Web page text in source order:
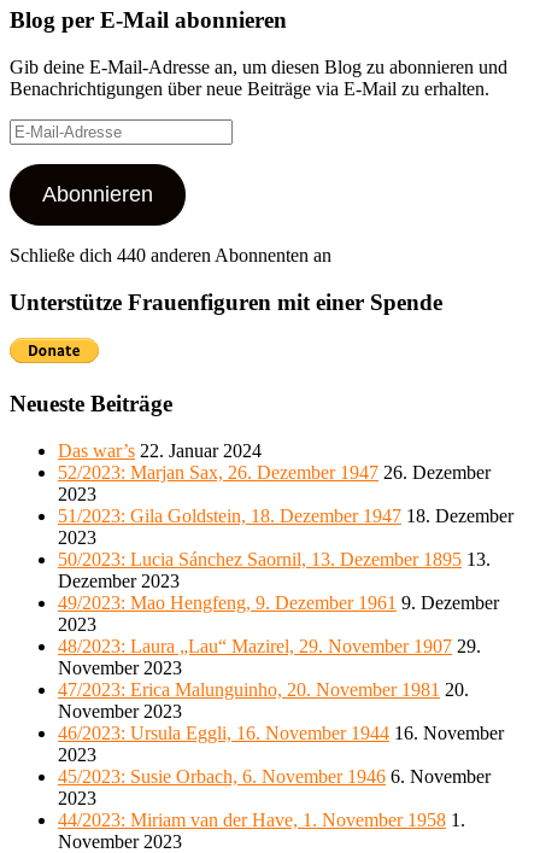
Blog per E-Mail abonnieren
Gib deine E-Mail-Adresse an, um diesen Blog zu abonnieren und
Benachrichtigungen über neue Beiträge via E-Mail zu erhalten.
E-
Mail-
Adresse
Abonnieren
Schließe dich 440 anderen Abonnenten an
Unterstütze Frauenfiguren mit einer Spende
Neueste Beiträge
Das war’s 22. Januar 2024
52/2023: Marjan Sax, 26. Dezember 1947 26. Dezember
2023
51/2023: Gila Goldstein, 18. Dezember 1947 18. Dezember
2023
50/2023: Lucia Sánchez Saornil, 13. Dezember 1895 13.
Dezember 2023
49/2023: Mao Hengfeng, 9. Dezember 1961 9. Dezember
2023
48/2023: Laura „Lau“ Mazirel, 29. November 1907 29.
November 2023
47/2023: Erica Malunguinho, 20. November 1981 20.
November 2023
46/2023: Ursula Eggli, 16. November 1944 16. November
2023
45/2023: Susie Orbach, 6. November 1946 6. November
2023
44/2023: Miriam van der Have, 1. November 1958 1.
November 2023